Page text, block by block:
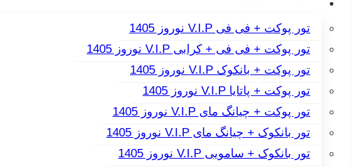
تور پوکت + فی فی V.I.P نوروز 1405
تور پوکت + فی فی + کرابی V.I.P نوروز 1405
تور پوکت + بانکوک V.I.P نوروز 1405
تور پوکت + پاتایا V.I.P نوروز 1405
تور پوکت + چیانگ مای V.I.P نوروز 1405
تور بانکوک + چیانگ مای V.I.P نوروز 1405
تور بانکوک + سامویی V.I.P نوروز 1405